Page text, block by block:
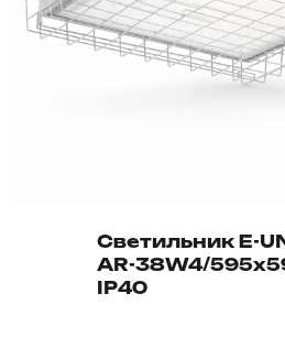
Светильник E-
AR-38W4/
IP40